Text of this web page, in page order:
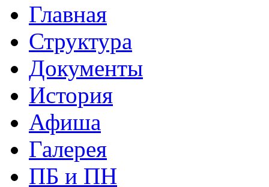
Главная
Структура
Документы
История
Афиша
Галерея
ПБ и ПН